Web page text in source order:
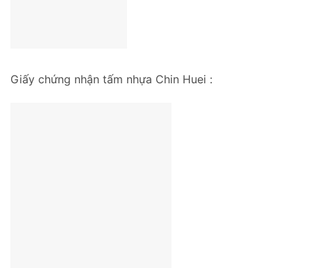
Giấy chứng nhận tấm nhựa Chin Huei :